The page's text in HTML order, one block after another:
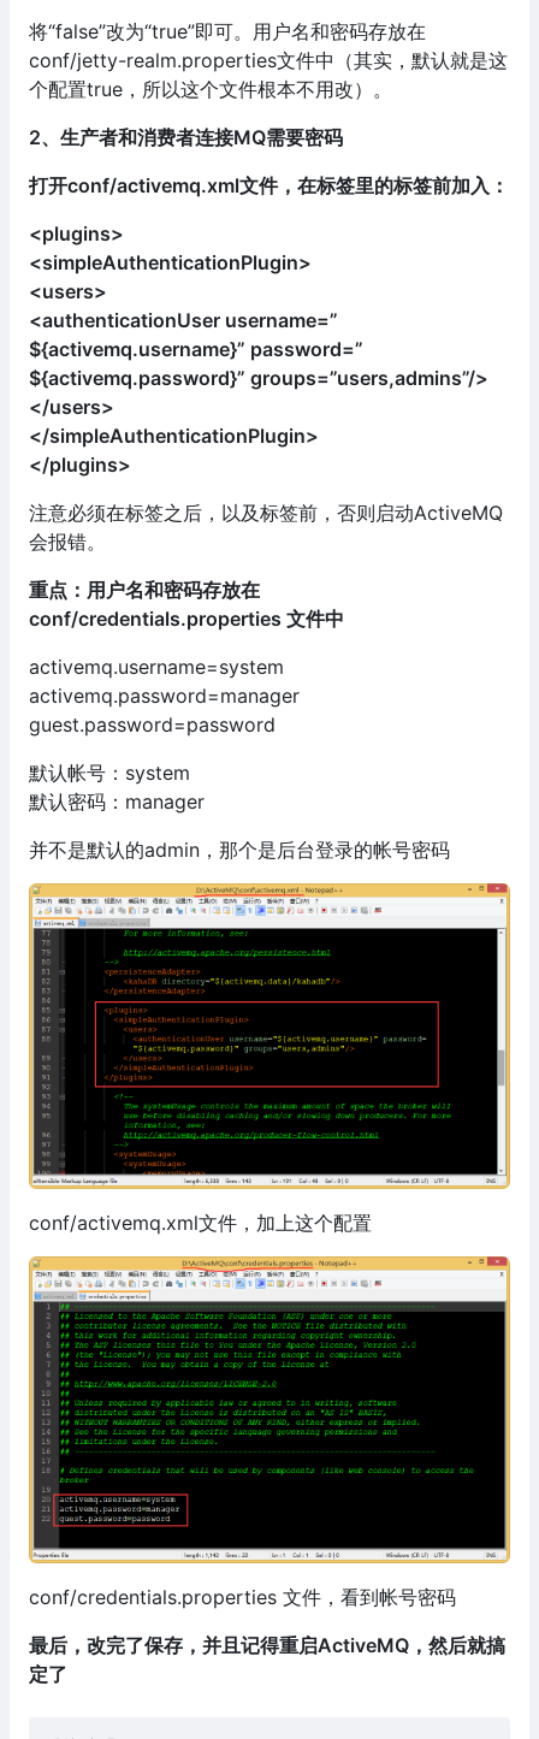
将“false”改为“true”即可。用户名和密码存放在
conf/jetty-realm.properties文件中（其实，默认就是这
个配置true，所以这个文件根本不用改）。
2、生产者和消费者连接MQ需要密码
打开conf/activemq.xml文件，在标签里的标签前加入：
<plugins>
<simpleAuthenticationPlugin>
<users>
<authenticationUser username=”
${activemq.username}” password=”
${activemq.password}” groups=”users,admins”/>
</users>
</simpleAuthenticationPlugin>
</plugins>
注意必须在标签之后，以及标签前，否则启动ActiveMQ
会报错。
重点：用户名和密码存放在
conf/credentials.properties 文件中
activemq.username=system
activemq.password=manager
guest.password=password
默认帐号：system
默认密码：manager
并不是默认的admin，那个是后台登录的帐号密码
conf/activemq.xml文件，加上这个配置
conf/credentials.properties 文件，看到帐号密码
最后，改完了保存，并且记得重启ActiveMQ，然后就搞
定了